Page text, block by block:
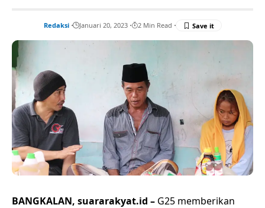
Redaksi Januari 20, 2023 2 Min Read
BANGKALAN, suararakyat.id – G25 memberikan